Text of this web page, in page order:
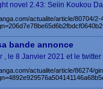
novel 2.43: Seiin Koukou
actualite/article/80704/
bande annonce
le 8 Janvier 2021 et le
actualite/article/86274/